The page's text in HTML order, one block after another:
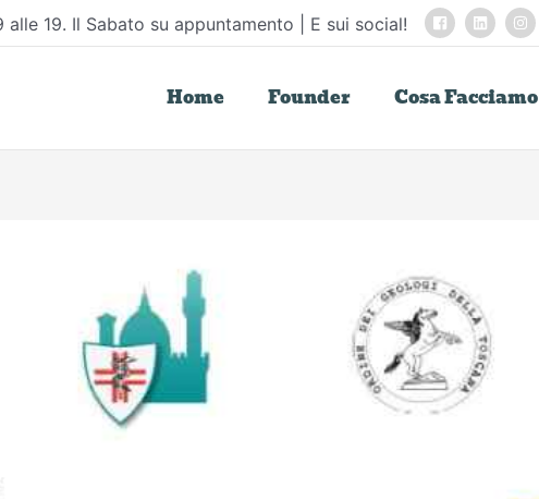
19. Il Sabato su appuntamento | E sui social!
Home Founder Cosa Facciamo